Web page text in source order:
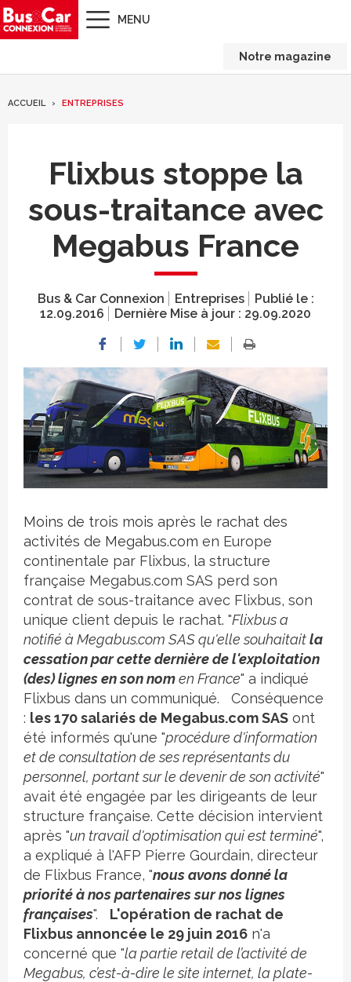
MENU
Notre magazine
ACCUEIL ENTREPRISES
Flixbus stoppe la
sous-traitance avec
Megabus France
Bus & Car Connexion Entreprises
Publié le :
12.09.2016
Dernière Mise à jour : 29.09.2020
Crédit photo
Moins de trois mois après le rachat des
activités de Megabus.com en Europe
continentale par Flixbus, la structure
française Megabus.com SAS perd son
contrat de sous-traitance avec Flixbus, son
unique client depuis le rachat. "Flixbus a
notifié à Megabus.com SAS qu'elle souhaitaitla
cessation par cette dernière de l'exploitation
(des) lignes en son nomen France" a indiqué
Flixbus dans un communiqué. Conséquence
: les 170 salariés de Megabus.com SAS ont
été informés qu'une "procédure d'information
et de consultation de ses représentants du
personnel, portant sur le devenir de son activité"
avait été engagée par les dirigeants de leur
structure française. Cette décision intervient
après "un travail d'optimisation qui est terminé",
a expliqué à l'AFP Pierre Gourdain, directeur
de Flixbus France, "nous avons donné la
priorité à nos partenaires sur nos lignes
françaises". L'opération de rachat de
Flixbus annoncée le 29 juin 2016 n'a
concerné que "la partie retail de l’activité de
Megabus, c’est-à-dire le site internet, la plate-